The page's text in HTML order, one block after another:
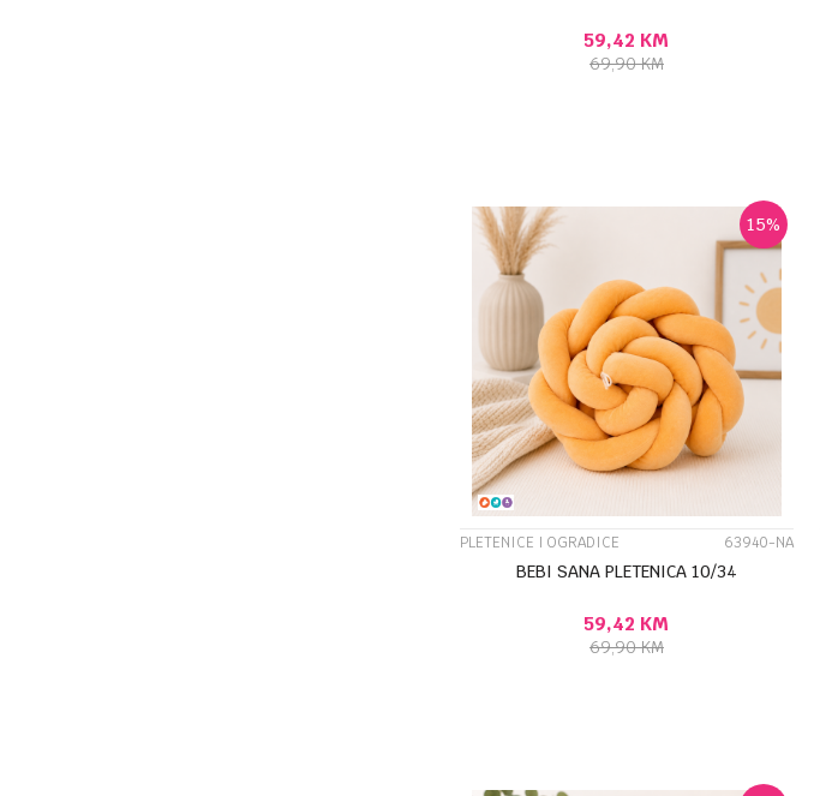
59,42 KM
69,90KM
UPOREDI
15%
PLETENICE I OGRADICE 63940-NA
BEBI SANA PLETENICA 10/34
59,42 KM
69,90KM